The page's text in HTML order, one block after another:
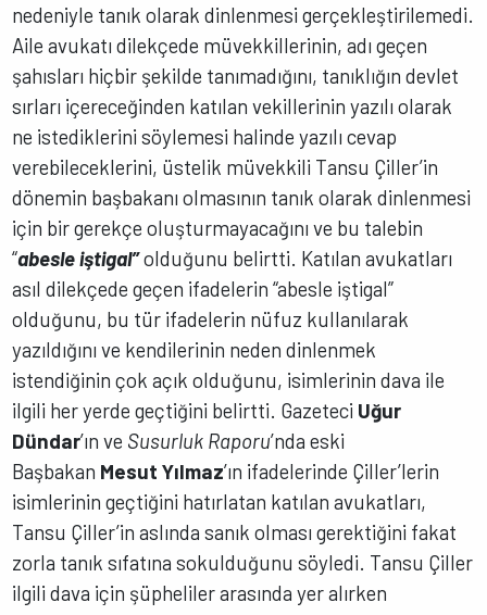
nedeniyle tanık olarak dinlenmesi gerçekleştirilemedi.
Aile avukatı dilekçede müvekkillerinin, adı geçen
şahısları hiçbir şekilde tanımadığını, tanıklığın devlet
sırları içereceğinden katılan vekillerinin yazılı olarak
ne istediklerini söylemesi halinde yazılı cevap
verebileceklerini, üstelik müvekkili Tansu Çiller’in
dönemin başbakanı olmasının tanık olarak dinlenmesi
için bir gerekçe oluşturmayacağını ve bu talebin
“abesle iştigal”olduğunu belirtti. Katılan avukatları
asıl dilekçede geçen ifadelerin “abesle iştigal”
olduğunu, bu tür ifadelerin nüfuz kullanılarak
yazıldığını ve kendilerinin neden dinlenmek
istendiğinin çok açık olduğunu, isimlerinin dava ile
ilgili her yerde geçtiğini belirtti. Gazeteci Uğur
Dündar’ın ve Susurluk Raporu’nda eski
Başbakan Mesut Yılmaz’ın ifadelerinde Çiller’lerin
isimlerinin geçtiğini hatırlatan katılan avukatları,
Tansu Çiller’in aslında sanık olması gerektiğini fakat
zorla tanık sıfatına sokulduğunu söyledi. Tansu Çiller
ilgili dava için şüpheliler arasında yer alırken